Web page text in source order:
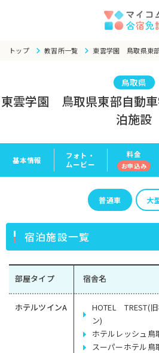
トップ 教習所一覧 東雲学園 鳥取県東部
鳥取県
東雲学園 鳥取県東部自動
泊施設
基本情報
フォト・
ムービー
料金
お申込み
普通車 大
宿泊施設一覧
部屋タイプ 宿舎名
ホテルツインA
HOTEL TREST(
ン)
ホテルレッシュ鳥
スーパーホテル鳥